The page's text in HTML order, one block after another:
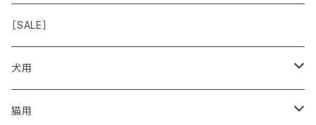
◾️特別なご褒美/嗜好性高
免疫力・健康維持
こころ・脳
［SALE］
犬用
フードおやつ
猫用